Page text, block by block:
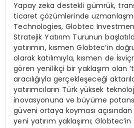
Yapay zeka destekli gümrük,
ticaret çözümlerinde
Technologies, Globtec Investment
Stratejik Yatırım Turunun
yatırımın, kısmen Globtec’in
olarak katılımıyla, kısmen de
gören yenilikçi bir yaklaşım olan
aracılığıyla gerçekleşeceği
yatırımcıların Türk yüksek
inovasyonuna ve büyüme
güveni ortaya koyması
yeni yatırım yaklaşımı; Globtec’in